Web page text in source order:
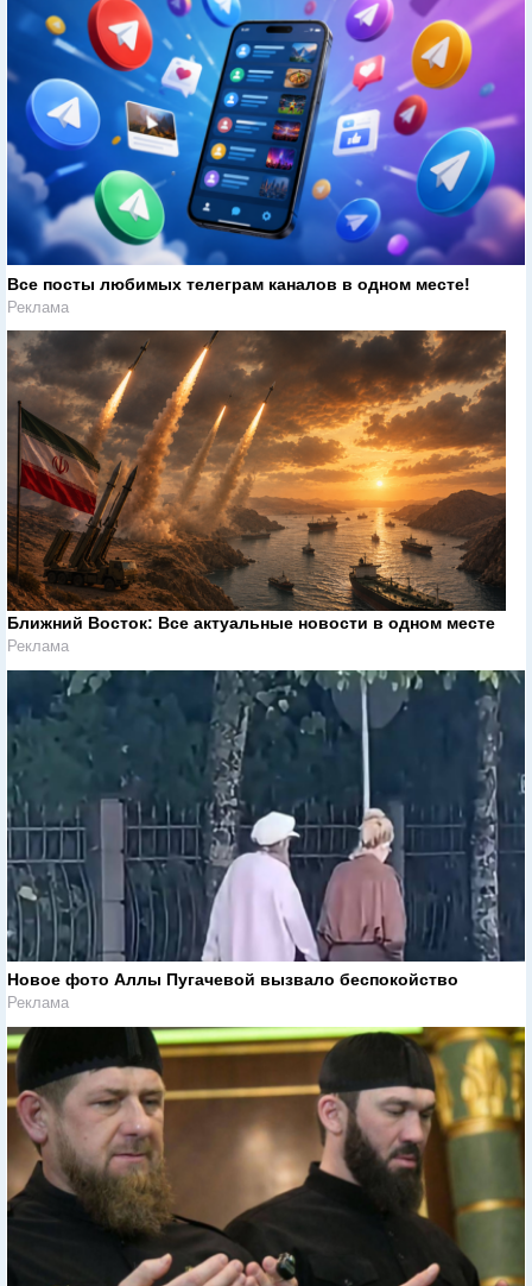
Все посты любимых телеграм каналов в одном месте!
Реклама
Ближний Восток: Все актуальные новости в одном месте
Реклама
Новое фото Аллы Пугачевой вызвало беспокойство
Реклама